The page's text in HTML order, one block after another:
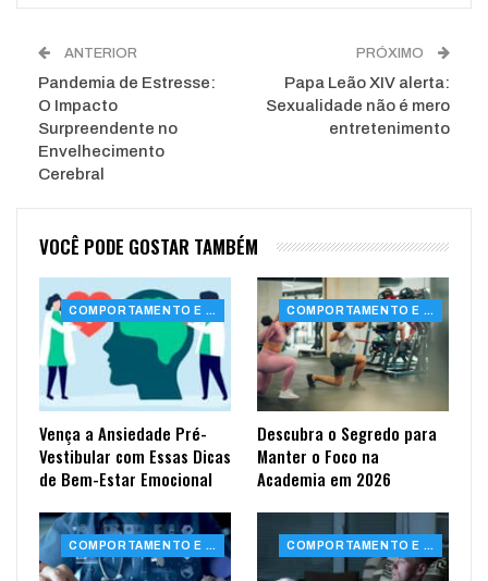
ANTERIOR
Pandemia de Estresse:
O Impacto
Surpreendente no
Envelhecimento
Cerebral
PRÓXIMO
Papa Leão XIV alerta:
Sexualidade não é mero
entretenimento
VOCÊ PODE GOSTAR TAMBÉM
COMPORTAMENTO E SAÚDE
Vença a Ansiedade Pré-
Vestibular com Essas Dicas
de Bem-Estar Emocional
COMPORTAMENTO E SAÚDE
Descubra o Segredo para
Manter o Foco na
Academia em 2026
COMPORTAMENTO E SAÚDE COMPORTAMENTO E SAÚDE